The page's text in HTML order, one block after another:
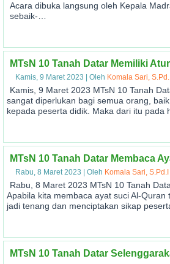
Acara dibuka langsung oleh Kepala
sebaik-…
MTsN 10 Tanah Datar Memiliki
Kamis, 9 Maret 2023 Oleh Komala Sari, S.Pd.I
Kamis, 9 Maret 2023 MTsN 10 Tanah
sangat diperlukan bagi semua orang,
kepada peserta didik. Maka dari itu
MTsN 10 Tanah Datar Membaca
Rabu, 8 Maret 2023 Oleh Komala Sari, S.Pd.I
Rabu, 8 Maret 2023 MTsN 10 Tanah
Apabila kita membaca ayat suci Al-
jadi tenang dan menciptakan sikap
MTsN 10 Tanah Datar